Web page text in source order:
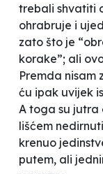
trebali shvatiti
ohrabruje i
zato što je
korake”; ali
Premda
ću ipak uvijek
A toga su
lišćem
krenuo
putem, ali